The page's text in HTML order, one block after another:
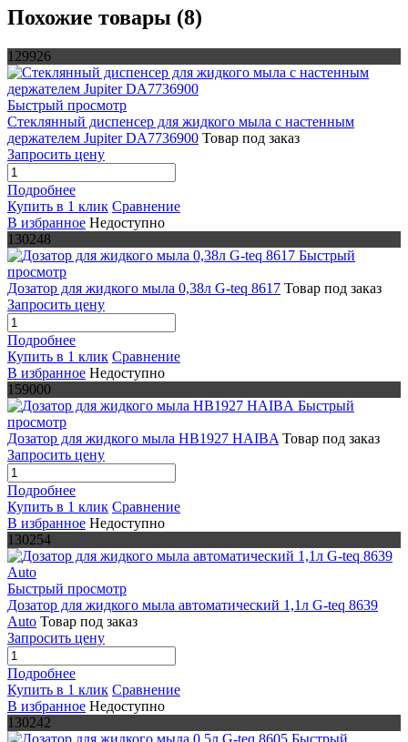
Похожие товары (8)
129926
Быстрый просмотр
Стеклянный диспенсер для жидкого мыла с настенным
держателем Jupiter DA7736900 Товар под заказ
Запросить цену
Подробнее
Купить в 1 клик Сравнение
В избранное Недоступно
130248
Быстрый
просмотр
Дозатор для жидкого мыла 0,38л G-teq 8617 Товар под заказ
Запросить цену
Подробнее
Купить в 1 клик Сравнение
В избранное Недоступно
159000
Быстрый
просмотр
Дозатор для жидкого мыла HB1927 HAIBA Товар под заказ
Запросить цену
Подробнее
Купить в 1 клик Сравнение
В избранное Недоступно
130254
Быстрый просмотр
Дозатор для жидкого мыла автоматический 1,1л G-teq 8639
Auto Товар под заказ
Запросить цену
Подробнее
Купить в 1 клик Сравнение
В избранное Недоступно
130242